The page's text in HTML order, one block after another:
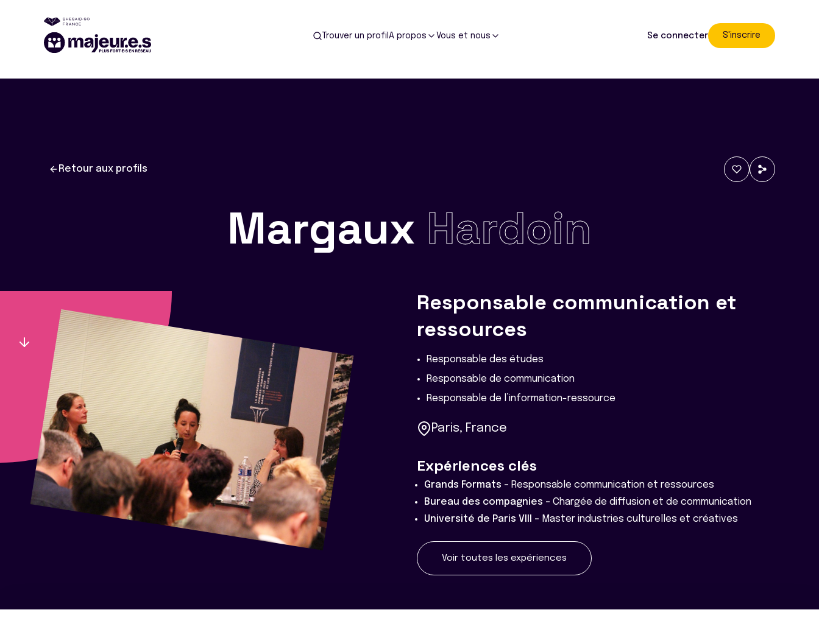
Trouver un profil A propos Vous et nous Se connecter S'inscrire
Retour aux profils
Margaux Hardoin
Responsable communication et
ressources
Responsable des études
Responsable de communication
Responsable de l’information-ressource
Paris, France
Expériences clés
Grands Formats - Responsable communication et ressources
Bureau des compagnies - Chargée de diffusion et de communication
Université de Paris VIII - Master industries culturelles et créatives
Voir toutes les expériences